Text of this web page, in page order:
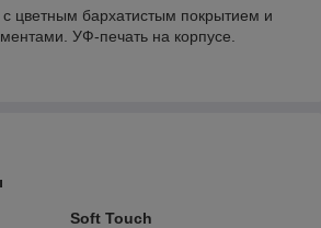
с цветным бархатистым покрытием и
УФ-печать на корпусе.
Soft Touch